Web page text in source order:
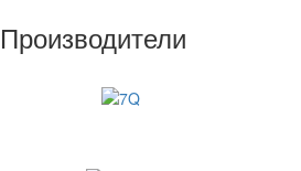
Производители